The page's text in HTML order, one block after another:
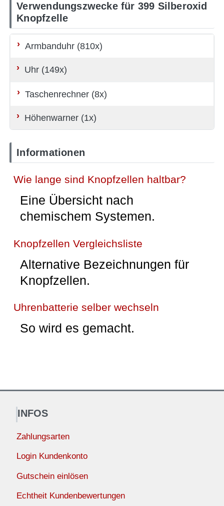
Verwendungszwecke für 399 Silberoxid
Knopfzelle
Armbanduhr (810x)
Uhr (149x)
Taschenrechner (8x)
Höhenwarner (1x)
Informationen
Wie lange sind Knopfzellen haltbar?
Eine Übersicht nach
chemischem Systemen.
Knopfzellen Vergleichsliste
Alternative Bezeichnungen für
Knopfzellen.
Uhrenbatterie selber wechseln
So wird es gemacht.
INFOS
Zahlungsarten
Login Kundenkonto
Gutschein einlösen
Echtheit Kundenbewertungen